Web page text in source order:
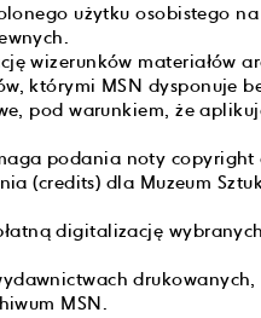
użytku osobistego
wizerunków materiałów
którymi MSN dysponuje
pod warunkiem, że
podania noty copyright
(credits) dla Muzeum
digitalizację
drukowanych,
MSN.